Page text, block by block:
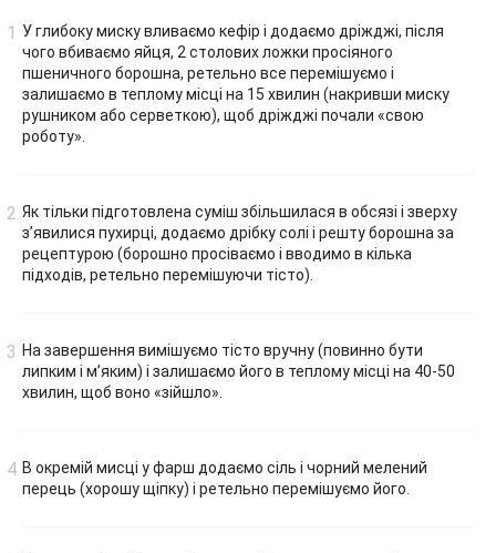
У глибоку миску вливаємо кефір і додаємо дріжджі, після
чого вбиваємо яйця, 2 столових ложки просіяного
пшеничного борошна, ретельно все перемішуємо і
залишаємо в теплому місці на 15 хвилин (накривши миску
рушником або серветкою), щоб дріжджі почали «свою
роботу».
Як тільки підготовлена суміш збільшилася в обсязі і зверху
з’явилися пухирці, додаємо дрібку солі і решту борошна за
рецептурою (борошно просіваємо і вводимо в кілька
підходів, ретельно перемішуючи тісто).
На завершення вимішуємо тісто вручну (повинно бути
липким і м’яким) і залишаємо його в теплому місці на 40-50
хвилин, щоб воно «зійшло».
В окремій мисці у фарш додаємо сіль і чорний мелений
перець (хорошу щіпку) і ретельно перемішуємо його.